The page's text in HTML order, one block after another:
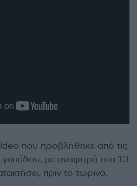
που προβλήθηκε από τις
γηπέδου, με αναφορά στα 13
πριν το τωρινό.